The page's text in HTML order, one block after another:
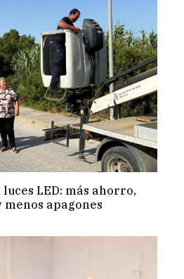
LED: más ahorro,
menos apagones